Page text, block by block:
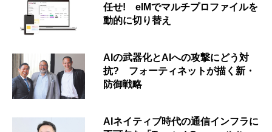
任せ! eIMでマルチプロファイルを
動的に切り替え
AIの武器化とAIへの攻撃にどう対
抗? フォーティネットが描く新・
防御戦略
AIネイティブ時代の通信インフラに